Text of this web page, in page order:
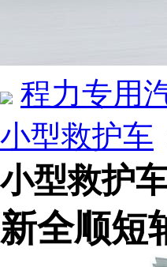
程力专用
小型救护车
小型救护
新全顺短